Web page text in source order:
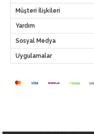
Müşteri İlişkileri
Yardım
Sosyal Medya
Uygulamalar